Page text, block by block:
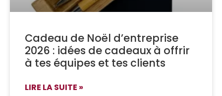
Cadeau de Noël d’entreprise
2026 : idées de cadeaux à offrir
à tes équipes et tes clients
LIRE LA SUITE »